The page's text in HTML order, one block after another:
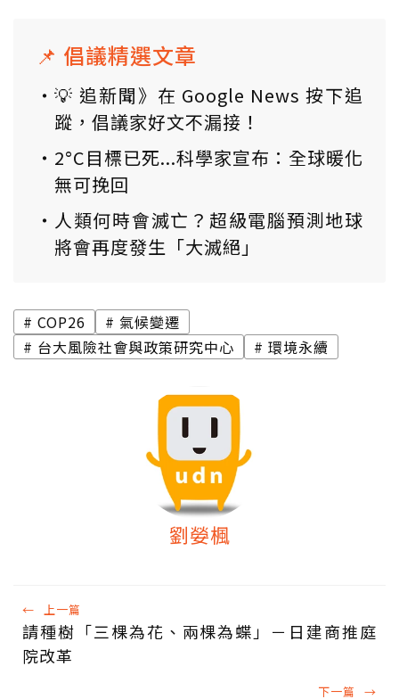
📌 倡議精選文章
💡 追新聞》在 Google News 按下追
蹤，倡議家好文不漏接！
2°C目標已死...科學家宣布：全球暖化
無可挽回
人類何時會滅亡？超級電腦預測地球
將會再度發生「大滅絕」
COP26
氣候變遷
台大風險社會與政策研究中心
環境永續
劉嫈楓
← 上一篇
請種樹「三棵為花、兩棵為蝶」－日建商推庭
院改革
下一篇 →